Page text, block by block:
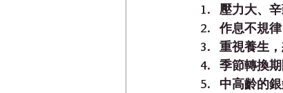
壓力大、
作息不規
重視養生
季節轉換
中高齡的